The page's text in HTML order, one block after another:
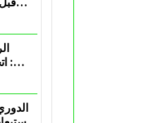
يسقط
:
“البلاي أوف”